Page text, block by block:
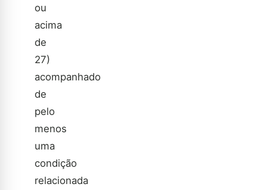
ou
acima
de
27)
acompanhado
de
pelo
menos
uma
condição
relacionada